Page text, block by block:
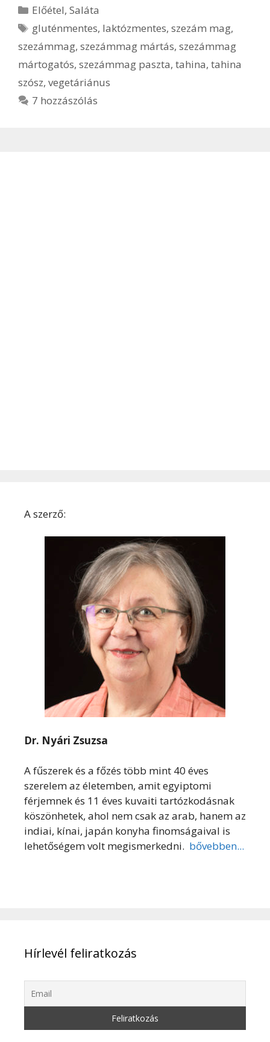
Kategória
Előétel,Saláta
Címkék
gluténmentes, laktózmentes,szezám mag,
szezámmag, szezámmag mártás, szezámmag
mártogatós, szezámmag paszta, tahina, tahina
szósz, vegetáriánus
7 hozzászólás
A szerző:
Dr. Nyári Zsuzsa
A fűszerek és a főzés több mint 40 éves
szerelem az életemben, amit egyiptomi
férjemnek és 11 éves kuvaiti tartózkodásnak
köszönhetek, ahol nem csak az arab, hanem az
indiai, kínai, japán konyha finomságaival is
lehetőségem volt megismerkedni. bővebben...
Hírlevél feliratkozás